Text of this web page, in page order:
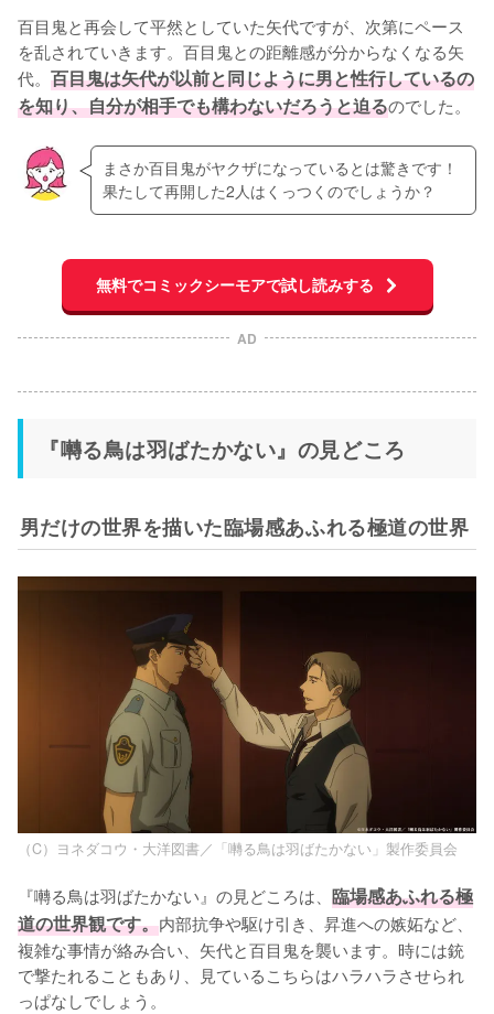
百目鬼と再会して平然としていた矢代ですが、次第にペース
を乱されていきます。百目鬼との距離感が分からなくなる矢
代。 百目鬼は矢代が以前と同じように男と性行しているの
を知り、自分が相手でも構わないだろうと迫るのでした。
まさか百目鬼がヤクザになっているとは驚きです！
果たして再開した2人はくっつくのでしょうか？
無料でコミックシーモアで試し読みする
AD
『囀る鳥は羽ばたかない』の見どころ
男だけの世界を描いた臨場感あふれる極道の世界
（C）ヨネダコウ・大洋図書／「囀る鳥は羽ばたかない」製作委員会
『囀る鳥は羽ばたかない』の見どころは、 臨場感あふれる極
道の世界観です。内部抗争や駆け引き、昇進への嫉妬など、
複雑な事情が絡み合い、矢代と百目鬼を襲います。時には銃
で撃たれることもあり、見ているこちらはハラハラさせられ
っぱなしでしょう。